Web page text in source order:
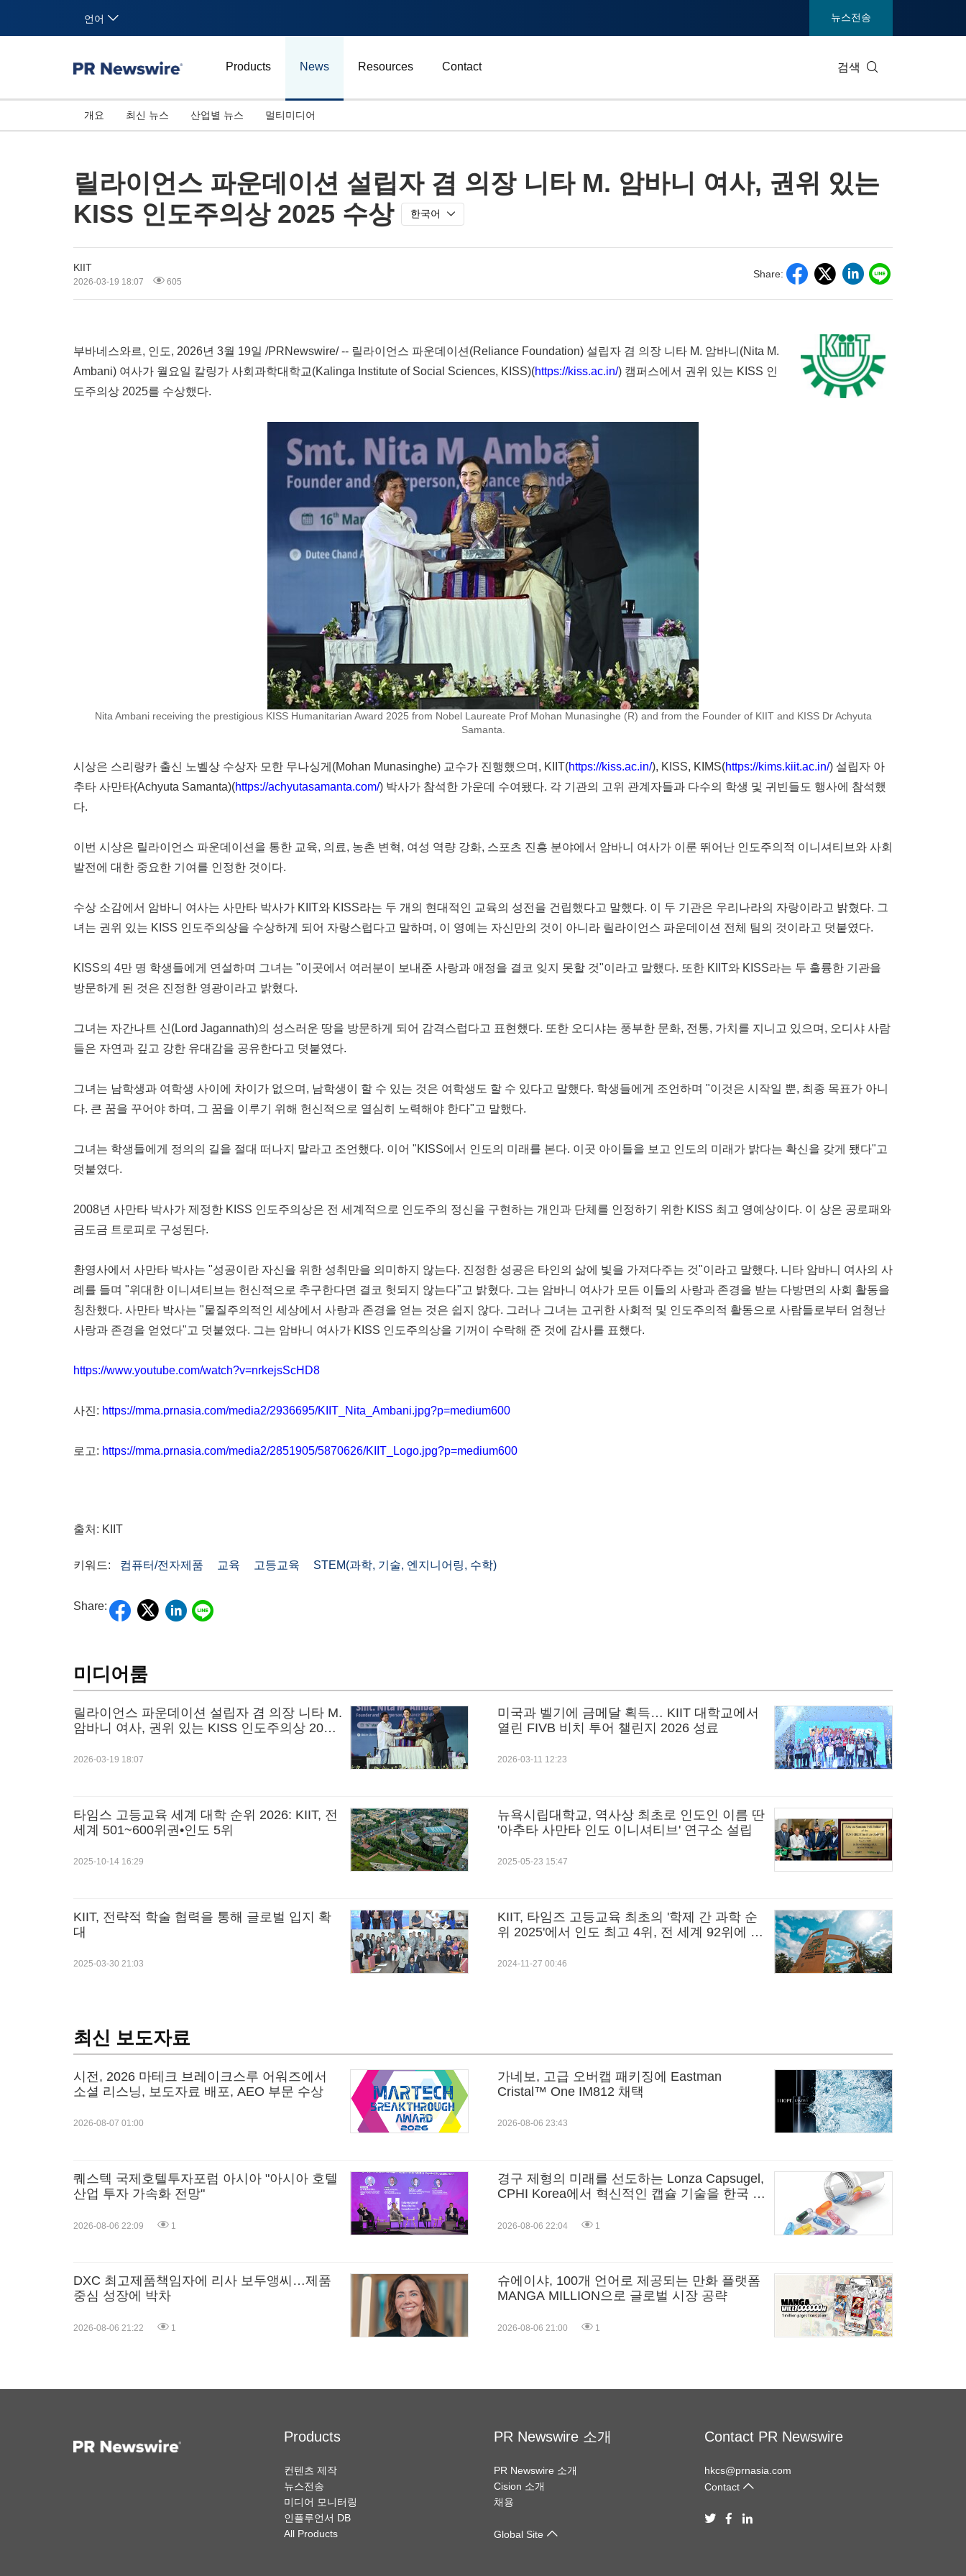
언어 뉴스전송
Products News Resources Contact 검색
개요 최신 뉴스 산업별 뉴스
엔터테인먼트 및 미디어
멀티미디어
릴라이언스 파운데이션 설립자 겸 의장 니타 M. 암바니 여사, 권위 있는
KISS 인도주의상 2025 수상
한국어
KIIT
2026-03-19 18:07 605
Share:
부바네스와르, 인도, 2026년 3월 19일 /PRNewswire/ -- 릴라이언스 파운데이션(Reliance Foundation) 설립자 겸 의장 니타 M. 암바니(Nita M.
Ambani) 여사가 월요일 칼링가 사회과학대학교(Kalinga Institute of Social Sciences, KISS)(https://kiss.ac.in/) 캠퍼스에서 권위 있는 KISS 인
도주의상 2025를 수상했다.
Nita Ambani receiving the prestigious KISS Humanitarian Award 2025 from Nobel Laureate Prof Mohan Munasinghe (R) and from the Founder of KIIT and KISS Dr Achyuta
Samanta.
시상은 스리랑카 출신 노벨상 수상자 모한 무나싱게(Mohan Munasinghe) 교수가 진행했으며, KIIT(https://kiss.ac.in/), KISS, KIMS(https://kims.kiit.ac.in/) 설립자 아
추타 사만타(Achyuta Samanta)(https://achyutasamanta.com/) 박사가 참석한 가운데 수여됐다. 각 기관의 고위 관계자들과 다수의 학생 및 귀빈들도 행사에 참석했
다.
이번 시상은 릴라이언스 파운데이션을 통한 교육, 의료, 농촌 변혁, 여성 역량 강화, 스포츠 진흥 분야에서 암바니 여사가 이룬 뛰어난 인도주의적 이니셔티브와 사회
발전에 대한 중요한 기여를 인정한 것이다.
수상 소감에서 암바니 여사는 사만타 박사가 KIIT와 KISS라는 두 개의 현대적인 교육의 성전을 건립했다고 말했다. 이 두 기관은 우리나라의 자랑이라고 밝혔다. 그
녀는 권위 있는 KISS 인도주의상을 수상하게 되어 자랑스럽다고 말하며, 이 영예는 자신만의 것이 아니라 릴라이언스 파운데이션 전체 팀의 것이라고 덧붙였다.
KISS의 4만 명 학생들에게 연설하며 그녀는 "이곳에서 여러분이 보내준 사랑과 애정을 결코 잊지 못할 것"이라고 말했다. 또한 KIIT와 KISS라는 두 훌륭한 기관을
방문하게 된 것은 진정한 영광이라고 밝혔다.
그녀는 자간나트 신(Lord Jagannath)의 성스러운 땅을 방문하게 되어 감격스럽다고 표현했다. 또한 오디샤는 풍부한 문화, 전통, 가치를 지니고 있으며, 오디샤 사람
들은 자연과 깊고 강한 유대감을 공유한다고 덧붙였다.
그녀는 남학생과 여학생 사이에 차이가 없으며, 남학생이 할 수 있는 것은 여학생도 할 수 있다고 말했다. 학생들에게 조언하며 "이것은 시작일 뿐, 최종 목표가 아니
다. 큰 꿈을 꾸어야 하며, 그 꿈을 이루기 위해 헌신적으로 열심히 노력해야 한다"고 말했다.
그녀는 학생들에게 정의의 길을 절대 떠나지 말라고 조언했다. 이어 "KISS에서 인도의 미래를 본다. 이곳 아이들을 보고 인도의 미래가 밝다는 확신을 갖게 됐다"고
덧붙였다.
2008년 사만타 박사가 제정한 KISS 인도주의상은 전 세계적으로 인도주의 정신을 구현하는 개인과 단체를 인정하기 위한 KISS 최고 영예상이다. 이 상은 공로패와
금도금 트로피로 구성된다.
환영사에서 사만타 박사는 "성공이란 자신을 위한 성취만을 의미하지 않는다. 진정한 성공은 타인의 삶에 빛을 가져다주는 것"이라고 말했다. 니타 암바니 여사의 사
례를 들며 "위대한 이니셔티브는 헌신적으로 추구한다면 결코 헛되지 않는다"고 밝혔다. 그는 암바니 여사가 모든 이들의 사랑과 존경을 받는 다방면의 사회 활동을
칭찬했다. 사만타 박사는 "물질주의적인 세상에서 사랑과 존경을 얻는 것은 쉽지 않다. 그러나 그녀는 고귀한 사회적 및 인도주의적 활동으로 사람들로부터 엄청난
사랑과 존경을 얻었다"고 덧붙였다. 그는 암바니 여사가 KISS 인도주의상을 기꺼이 수락해 준 것에 감사를 표했다.
https://www.youtube.com/watch?v=nrkejsScHD8
사진: https://mma.prnasia.com/media2/2936695/KIIT_Nita_Ambani.jpg?p=medium600
로고: https://mma.prnasia.com/media2/2851905/5870626/KIIT_Logo.jpg?p=medium600
출처: KIIT
키워드: 컴퓨터/전자제품 교육 고등교육 STEM(과학, 기술, 엔지니어링, 수학)
Share:
미디어룸
릴라이언스 파운데이션 설립자 겸 의장 니타 M.
암바니 여사, 권위 있는 KISS 인도주의상 2025
2026-03-19 18:07
미국과 벨기에 금메달 획득… KIIT 대학교에서
열린 FIVB 비치 투어 챌린지 2026 성료
2026-03-11 12:23
타임스 고등교육 세계 대학 순위 2026: KIIT, 전
세계 501~600위권•인도 5위
2025-10-14 16:29
뉴욕시립대학교, 역사상 최초로 인도인 이름 딴
'아추타 사만타 인도 이니셔티브' 연구소 설립
2025-05-23 15:47
KIIT, 전략적 학술 협력을 통해 글로벌 입지 확
대
2025-03-30 21:03
KIIT, 타임즈 고등교육 최초의 '학제 간 과학 순
위 2025'에서 인도 최고 4위, 전 세계 92위에 올
2024-11-27 00:46
최신 보도자료
시전, 2026 마테크 브레이크스루 어워즈에서
소셜 리스닝, 보도자료 배포, AEO 부문 수상
2026-08-07 01:00
가네보, 고급 오버캡 패키징에 Eastman
Cristal™ One IM812 채택
2026-08-06 23:43
퀘스텍 국제호텔투자포럼 아시아 "아시아 호텔
산업 투자 가속화 전망"
2026-08-06 22:09 1
경구 제형의 미래를 선도하는 Lonza Capsugel,
CPHI Korea에서 혁신적인 캡슐 기술을 한국 시
2026-08-06 22:04 1
DXC 최고제품책임자에 리사 보두앵씨…제품
중심 성장에 박차
2026-08-06 21:22 1
슈에이샤, 100개 언어로 제공되는 만화 플랫폼
MANGA MILLION으로 글로벌 시장 공략
2026-08-06 21:00 1
Products
컨텐츠 제작
뉴스전송
미디어 모니터링
인플루언서 DB
All Products
PR Newswire 소개
PR Newswire 소개
Cision 소개
채용
Global Site
Contact PR Newswire
hkcs@prnasia.com
Contact